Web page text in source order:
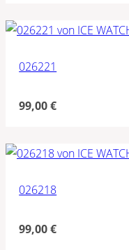
026221
99,00€
026218
99,00€